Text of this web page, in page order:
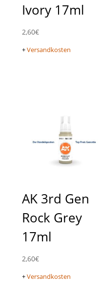
Ivory 17ml
2,60€
+Versandkosten
AK 3rd Gen
Rock Grey
17ml
2,60€
+Versandkosten